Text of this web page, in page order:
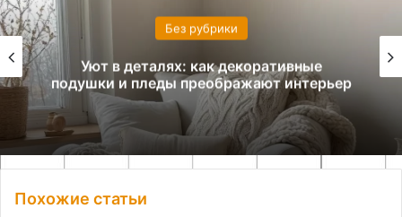
Без рубрики
Уют в деталях: как декоративные
подушки и пледы преображают интерьер
Похожие статьи